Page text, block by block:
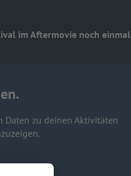
im Aftermovie noch einmal
Daten zu deinen Aktivitäten